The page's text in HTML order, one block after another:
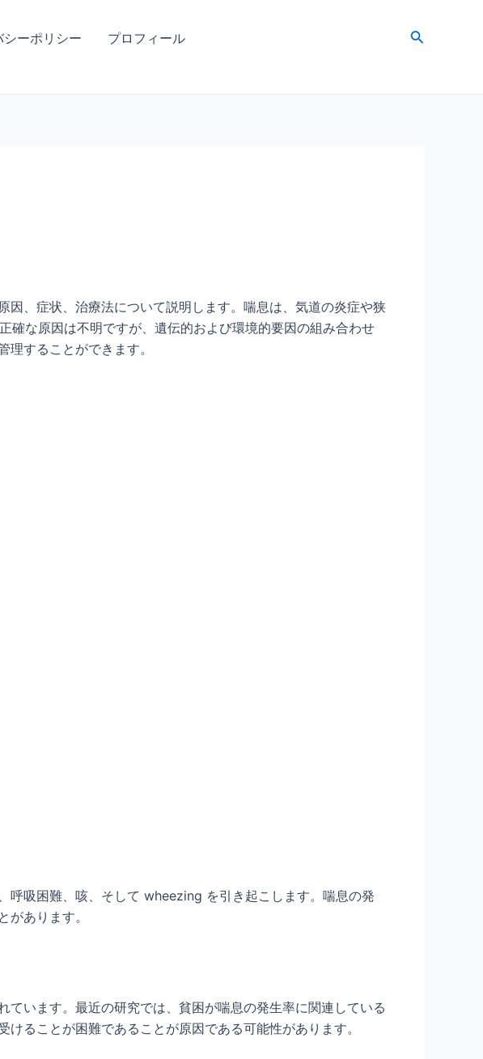
シーポリシー プロフィール
検
、症状、治療法について説明します。喘息は、気道の炎症や狭
な原因は不明ですが、遺伝的および環境的要因の組み合わせ
することができます。
呼吸困難、咳、そして wheezing を引き起こします。喘息の発
あります。
います。最近の研究では、貧困が喘息の発生率に関連している
ることが困難であることが原因である可能性があります。